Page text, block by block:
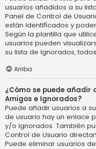
usuarios añadidos a su
Panel de Control de
están identificados y
Según la plantilla que
usuarios pueden
su lista de Ignorados,
Arriba
¿Cómo se puede
Amigos e Ignorados?
Puede añadir usuarios a
de usuario hay un enlace
y/o Ignorados. También
Control de Usuario
Puede eliminar usuarios